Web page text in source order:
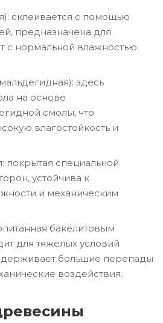
склеивается с помощью
предназначена для
с нормальной влажностью
здесь
на основе
смолы, что
влагостойкость и
покрытая специальной
устойчива к
и механическим
бакелитовым
для тяжелых условий
большие перепады
воздействия.